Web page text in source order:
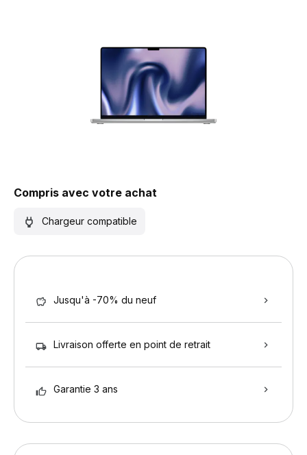
Compris avec votre achat
Chargeur compatible
Jusqu'à -70% du neuf
Livraison offerte en point de retrait
Garantie 3 ans